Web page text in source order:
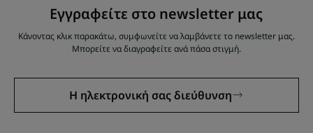
Εγγραφείτε στο newsletter μας
Κάνοντας κλικ παρακάτω, συμφωνείτε να λαμβάνετε το newsletter μας.
Μπορείτε να διαγραφείτε ανά πάσα στιγμή.
Η ηλεκτρονική σας διεύθυνση